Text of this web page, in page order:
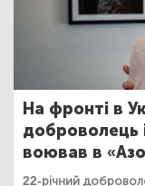
На фронті в
доброволець
воював в
22-річний